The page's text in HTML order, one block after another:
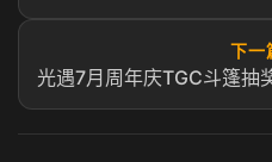
下一
光遇7月周年庆TGC斗篷抽